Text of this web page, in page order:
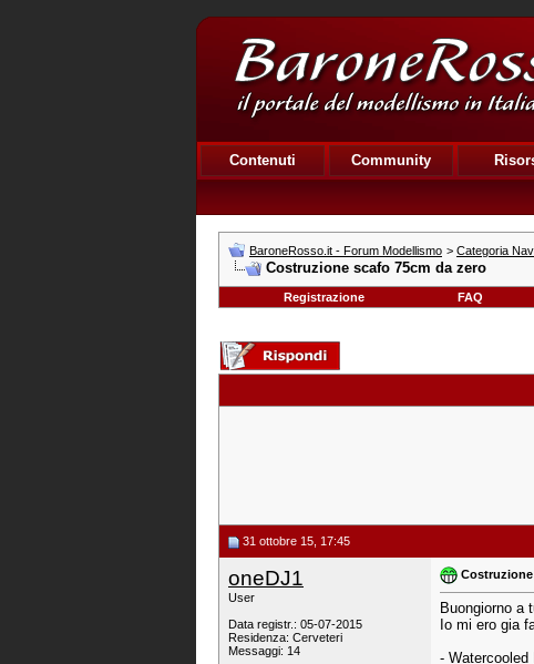
Contenuti Community
BaroneRosso.it - Forum Modellismo > Categoria
Costruzione scafo 75cm da zero
Registrazione
FAQ
31 ottobre 15, 17:45
oneDJ1
User
Data registr.: 05-07-2015
Residenza: Cerveteri
Messaggi: 14
Buongiorno a
Io mi ero gia
- Watercooled